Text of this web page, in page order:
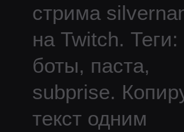
стрима
на Twitch. Теги:
боты, паста,
subprise.
текст одним